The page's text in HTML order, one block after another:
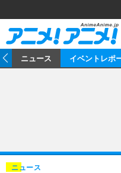
ニュース イベントレポ
ニュース